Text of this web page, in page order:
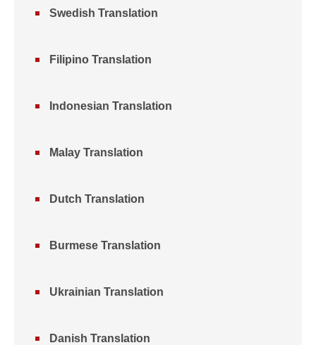
Swedish Translation
Filipino Translation
Indonesian Translation
Malay Translation
Dutch Translation
Burmese Translation
Ukrainian Translation
Danish Translation